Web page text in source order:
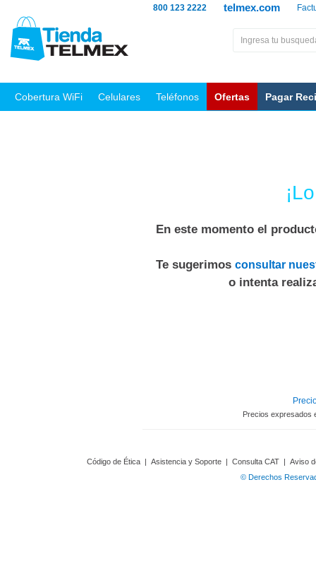
telmex.com
800 123 2222
Cobertura WiFi Celulares Teléfonos Ofertas Pagar
En este momento el
Te sugerimos consultar
o intenta
Precios expresados
Código de Ética | Asistencia y Soporte | Consulta CAT | Aviso
© Derechos